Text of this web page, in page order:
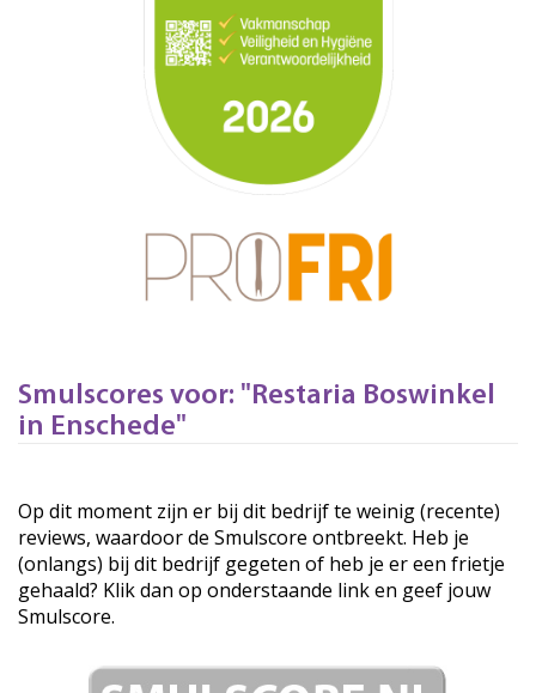
Smulscores voor: "Restaria Boswinkel
in Enschede"
Op dit moment zijn er bij dit bedrijf te weinig (recente)
reviews, waardoor de Smulscore ontbreekt. Heb je
(onlangs) bij dit bedrijf gegeten of heb je er een frietje
gehaald? Klik dan op onderstaande link en geef jouw
Smulscore.